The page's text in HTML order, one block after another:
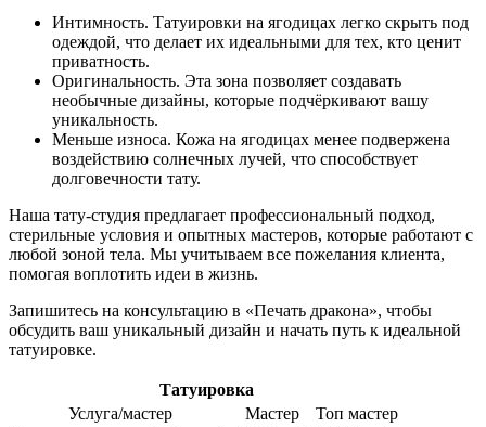
Интимность. Татуировки на ягодицах легко скрыть под
одеждой, что делает их идеальными для тех, кто ценит
приватность.
Оригинальность. Эта зона позволяет создавать
необычные дизайны, которые подчёркивают вашу
уникальность.
Меньше износа. Кожа на ягодицах менее подвержена
воздействию солнечных лучей, что способствует
долговечности тату.
Наша тату-студия предлагает профессиональный подход,
стерильные условия и опытных мастеров, которые работают с
любой зоной тела. Мы учитываем все пожелания клиента,
помогая воплотить идеи в жизнь.
Запишитесь на консультацию в «Печать дракона», чтобы
обсудить ваш уникальный дизайн и начать путь к идеальной
татуировке.
Татуировка
Услуга/мастер
Мастер
Топ мастер